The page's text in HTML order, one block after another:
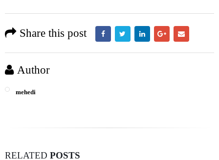
Share this post
Author
mehedi
RELATED POSTS